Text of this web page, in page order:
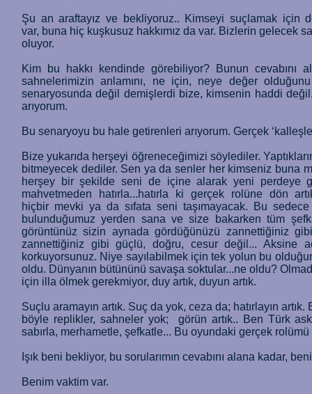
Şu an araftayız ve bekliyoruz.. Kimseyi suçlamak için
var, buna hiç kuşkusuz hakkımız da var. Bizlerin gelecek
oluyor.
Kim bu hakkı kendinde görebiliyor? Bunun cevabını
sahnelerimizin anlamını, ne için, neye değer
senaryosunda değil demişlerdi bize, kimsenin haddi
arıyorum.
Bu senaryoyu bu hale getirenleri arıyorum. Gerçek
Bize yukarıda herşeyi öğreneceğimizi söylediler.
bitmeyecek dediler. Sen ya da senler her kimseniz buna
herşey bir şekilde seni de içine alarak yeni perdeye
mahvetmeden hatırla...hatırla ki gerçek rolüne dön
hiçbir mevki ya da sıfata seni taşımayacak. Bu
bulunduğumuz yerden sana ve size bakarken tüm
görüntünüz sizin aynada gördüğünüzü zannettiğiniz
zannettiğiniz gibi güçlü, doğru, cesur değil... Aksine
korkuyorsunuz. Niye sayılabilmek için tek yolun bu
oldu. Dünyanın bütününü savaşa soktular...ne oldu?
için illa ölmek gerekmiyor, duy artık, duyun artık.
Suçlu aramayın artık. Suç da yok, ceza da; hatırlayın
böyle replikler, sahneler yok; görün artık.. Ben Türk
sabırla, merhametle, şefkatle... Bu oyundaki gerçek
Işık beni bekliyor, bu sorularımın cevabını alana kadar,
Benim vaktim var.